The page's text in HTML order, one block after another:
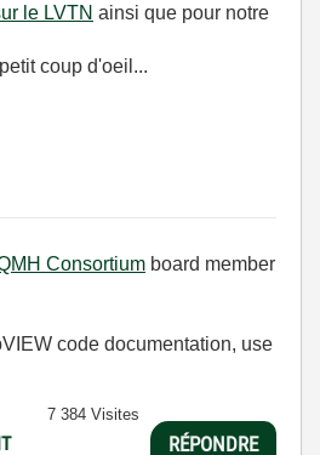
le LVTN ainsi que pour notre
coup d'oeil...
Consortium board member
code documentation, use
7 384 Visites
RÉPONDRE